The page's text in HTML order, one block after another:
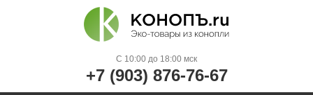
C 10:00 до 18:00 мск
+7 (903) 876-76-67